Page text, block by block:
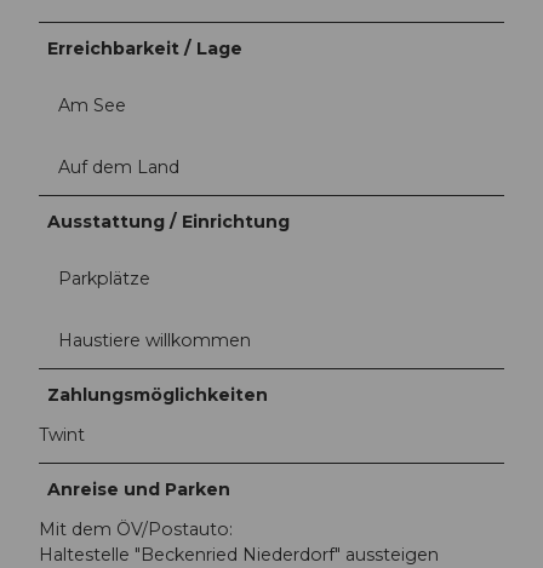
Erreichbarkeit / Lage
Am See
Auf dem Land
Ausstattung / Einrichtung
Parkplätze
Haustiere willkommen
Zahlungsmöglichkeiten
Twint
Anreise und Parken
Mit dem ÖV/Postauto:
Haltestelle "Beckenried Niederdorf" aussteigen